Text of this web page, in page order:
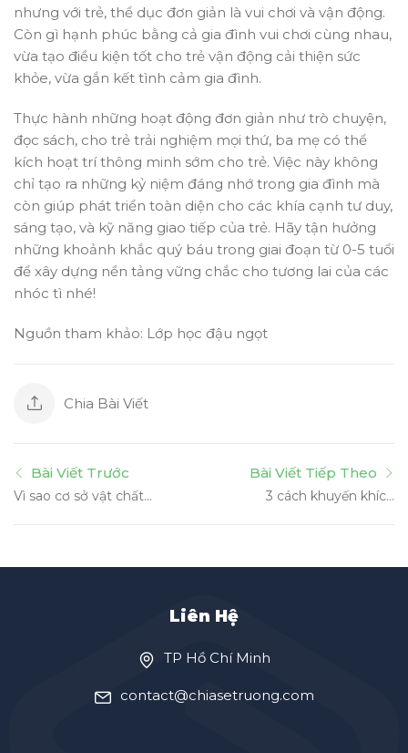
nhưng với trẻ, thể dục đơn giản là vui chơi và vận động.
Còn gì hạnh phúc bằng cả gia đình vui chơi cùng nhau,
vừa tạo điều kiện tốt cho trẻ vận động cải thiện sức
khỏe, vừa gắn kết tình cảm gia đình.
Thực hành những hoạt động đơn giản như trò chuyện,
đọc sách, cho trẻ trải nghiệm mọi thứ, ba mẹ có thể
kích hoạt trí thông minh sớm cho trẻ. Việc này không
chỉ tạo ra những kỷ niệm đáng nhớ trong gia đình mà
còn giúp phát triển toàn diện cho các khía cạnh tư duy,
sáng tạo, và kỹ năng giao tiếp của trẻ. Hãy tận hưởng
những khoảnh khắc quý báu trong giai đoạn từ 0-5 tuổi
để xây dựng nền tảng vững chắc cho tương lai của các
nhóc tì nhé!
Nguồn tham khảo: Lớp học đậu ngọt
Chia Bài Viết
Bài Viết Trước
Vì sao cơ sở vật chất
Bài Viết Tiếp Theo
3 cách khuyến khích
Liên Hệ
TP Hồ Chí Minh
contact@chiasetruong.com